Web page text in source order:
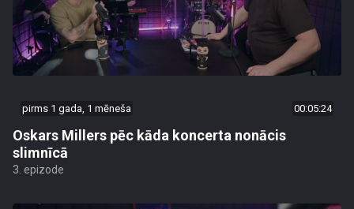
pirms 1 gada, 1 mēneša 00:05:24
Oskars Millers pēc kāda koncerta nonācis
slimnīcā
3. epizode